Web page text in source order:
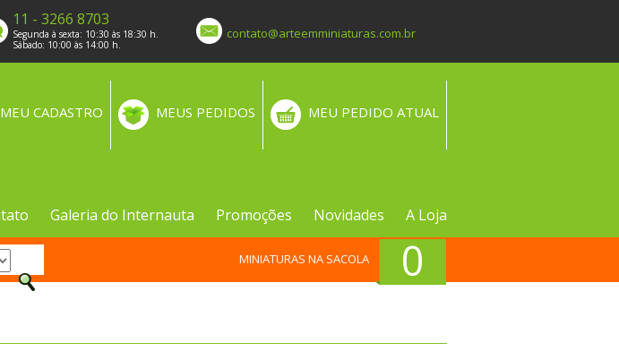
11 - 3266 8703
Segunda à sexta: 10:30 às 18:30 h.
Sábado: 10:00 às 14:00 h.
contato@arteemminiaturas.com.br
MEU PEDIDO ATUAL
MEUS PEDIDOS
MEU CADASTRO
Galeria do Internauta Promoções Novidades A Loja
0
MINIATURAS NA SACOLA